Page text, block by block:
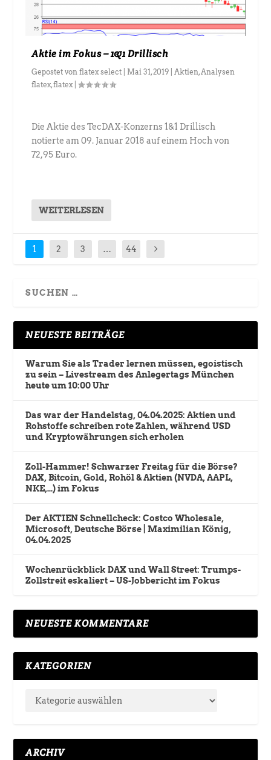
Aktie im Fokus – 1&1 Drillisch
Gepostet vonflatex select Mai 31, 2019 |Aktien,Analysen
flatex,flatex |
Die Aktie des TecDAX-Konzerns 1&1 Drillisch
notierte am 09. Januar 2018 auf einem Hoch von
72,95 Euro.
WEITERLESEN
1 2 3 … 44
NEUESTE BEITRÄGE
Warum Sie als Trader lernen müssen, egoistisch
zu sein – Livestream des Anlegertags München
heute um 10:00 Uhr
Das war der Handelstag, 04.04.2025: Aktien und
Rohstoffe schreiben rote Zahlen, während USD
und Kryptowährungen sich erholen
Zoll-Hammer! Schwarzer Freitag für die Börse?
DAX, Bitcoin, Gold, Rohöl & Aktien (NVDA, AAPL,
NKE,…) im Fokus
Der AKTIEN Schnellcheck: Costco Wholesale,
Microsoft, Deutsche Börse | Maximilian König,
04.04.2025
Wochenrückblick DAX und Wall Street: Trumps-
Zollstreit eskaliert – US-Jobbericht im Fokus
NEUESTE KOMMENTARE
KATEGORIEN
ARCHIV